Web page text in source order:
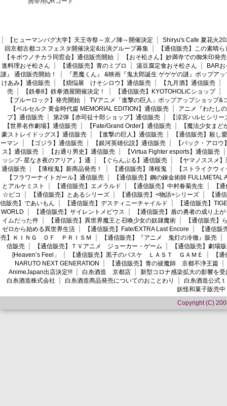
【ヒューマンバグ大学】天王寺祭～京ノ陣～開催決定
Shiryu's Cafe 夏花火
回京都古都コスフェスタ開催決定&出演グループ募集
【通信販売】この素晴
【キボウノチカラ同窓会】通信販売開始
【おそ松さん】妙満寺での御朱印発売
進料理おそ松さん
【通信販売】青のミブロ 湯豆腐定食おそ松さん
BAR
謎』 通信販売開始！
『悪魔くん』 &映画『鬼太郎誕生 ゲゲゲの謎』ポップア
けあみ】通信販売
【煩悩展 けそシロウ】通信販売 【九月酒】通信販売
売
【鉄拳8】鉄拳酒屋開催決定！ 【通信販売】KYOTOHOLiCショップ
【ブルーロック】発売開始
TVアニメ「進撃の巨人」ポップアップショップ&
【ベルセルク 黄金時代篇 MEMORIAL EDITION】通信販売
アニメ『わたし
プ】通信販売
第2弾【赤司征十郎ショップ】通信販売
【涼宮ハルヒシリ
【世界名作劇場】通信販売
【Fate/Grand Order】通信販売
【魔法少女ま
豪ストレイドッグス】通信販売
【進撃の巨人】通信販売
【通信販売】殺し愛
ーマン
【ゴジラ】通信販売 【銀河英雄伝説】通信販売
【バック・アロウ
ス】通信販売
【お通り男史】通信販売
【Virtua Fighter esports】通信販売
ッシブ- 星なき夜のアリア』】通
【ぐらんぶる】通信販売
【ヤマノススメ
通信販売
【薄桜鬼】新商品発売！ 【通信販売】薄桜鬼
【ストライクウ
【フラワーナイトガール】通信販売
【通信販売】鋼の錬金術師 FULLMETAL
とアルケミスト
【通信販売】エメラルド 【通信販売】中村春菊先生
【
☆ピコ
【通信販売】とあるシリーズ 【通信販売】<物語>シリーズ
【通
信販売】であいもん
【通信販売】デスティニーチャイルド
【通信販売】
WORLD
【通信販売】サイレントメビウス
【通信販売】盾の勇者の成り上が
イムだった件
【通信販売】異世界魔王と召喚少女の奴隷魔術
【通信販売】
ゼロから始める異世界生活
【通信販売】Fate/EXTRA Last Encore
【通信
売】ＫＩＮＧ ＯＦ ＰＲＩＳＭ
【通信販売】『アニメ 鬼灯の冷徹』販売
信販売
【通信販売】ＴＶアニメ ジョーカー・ゲーム
【通信販売】劇場
[Heaven’s Feel」
【通信販売】黒子のバスケ ＬＡＳＴ ＧＡＭＥ
【
NARUTO NEXT GENERATION
【通信販売】青の祓魔師 京都不浄王篇
AnimeJapan出店決定!!!
白糸酒造 京都店
新型コロナ感染拡大の影響を
白糸酒造株式会社
白糸酒造商品発売についてのおことわり
白糸酒造公式
妖怪和菓子販売中
Copyright (C)